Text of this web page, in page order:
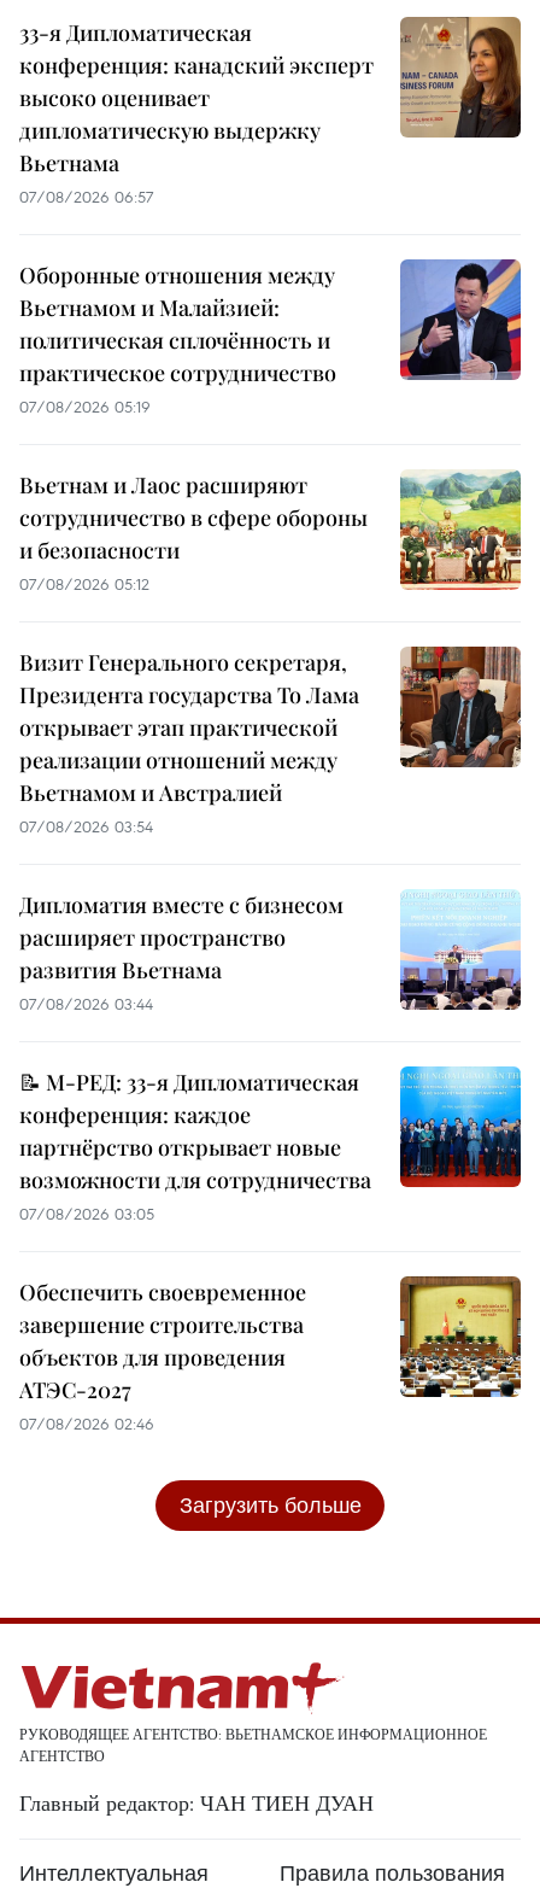
33-я Дипломатическая
конференция: канадский эксперт
высоко оценивает
дипломатическую выдержку
Вьетнама
07/08/2026 06:57
Оборонные отношения между
Вьетнамом и Малайзией:
политическая сплочённость и
практическое сотрудничество
07/08/2026 05:19
Вьетнам и Лаос расширяют
сотрудничество в сфере обороны
и безопасности
07/08/2026 05:12
Визит Генерального секретаря,
Президента государства То Лама
открывает этап практической
реализации отношений между
Вьетнамом и Австралией
07/08/2026 03:54
Дипломатия вместе с бизнесом
расширяет пространство
развития Вьетнама
07/08/2026 03:44
📝 М-РЕД: 33-я Дипломатическая
конференция: каждое
партнёрство открывает новые
возможности для сотрудничества
07/08/2026 03:05
Обеспечить своевременное
завершение строительства
объектов для проведения
АТЭС-2027
07/08/2026 02:46
Загрузить больше
РУКОВОДЯЩЕЕ АГЕНТСТВО: ВЬЕТНАМСКОЕ ИНФОРМАЦИОННОЕ
АГЕНТСТВО
Главный редактор: ЧАН ТИЕН ДУАН
Интеллектуальная Правила пользования